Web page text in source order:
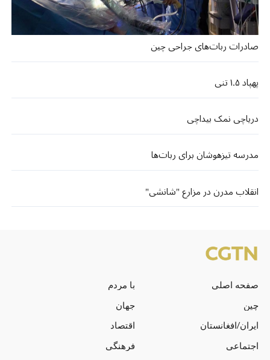
صادرات ربات‌های جراحی چین
پهپاد ۱.۵ تنی
دریاچی نمک بیداچی
مدرسه تیزهوشان برای ربات‌ها
انقلاب مدرن در مزارع "شانشی"
صفحه اصلی
با مردم
چین
جهان
ایران/افغانستان
اقتصاد
اجتماعی
فرهنگی